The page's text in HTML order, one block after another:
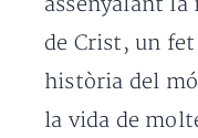
de Crist, un
història del
la vida de